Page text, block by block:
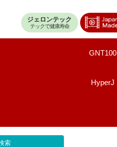
ジェロンテック
テックで健康寿命
GNT100
HyperJ
索